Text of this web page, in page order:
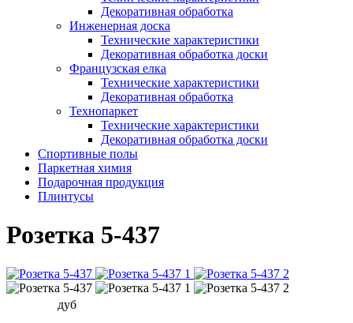
Декоративная обработка
Инженерная доска
Технические характеристики
Декоративная обработка доски
Французская елка
Технические характеристики
Декоративная обработка
Технопаркет
Технические характеристики
Декоративная обработка доски
Спортивные полы
Паркетная химия
Подарочная продукция
Плинтусы
Розетка 5-437
дуб